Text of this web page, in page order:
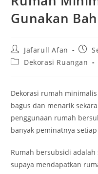
Gunakan
Post
author:
Jafarull Afan
Post
PostDekorasi Ruangan
Dekorasi rumah
bagus dan menarik
penggunaan rumah
banyak peminatnya
Rumah bersubsidi
supaya mendapatkan